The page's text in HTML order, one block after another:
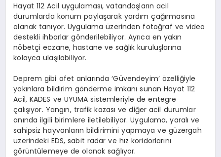
Hayat 112 Acil uygulaması, vatandaşların acil
durumlarda konum paylaşarak yardım çağırmasına
olanak tanıyor. Uygulama üzerinden fotoğraf ve video
destekli ihbarlar gönderilebiliyor. Ayrıca en yakın
nöbetçi eczane, hastane ve sağlık kuruluşlarına
kolayca ulaşılabiliyor.
Deprem gibi afet anlarında ‘Güvendeyim’ özelliğiyle
yakınlara bildirim gönderme imkanı sunan Hayat 112
Acil, KADES ve UYUMA sistemleriyle de entegre
çalışıyor. Yangın, trafik kazası ve diğer acil durumlar
anında ilgili birimlere iletilebiliyor. Uygulama, yaralı ve
sahipsiz hayvanların bildirimini yapmaya ve güzergah
üzerindeki EDS, sabit radar ve hız koridorlarını
görüntülemeye de olanak sağlıyor.